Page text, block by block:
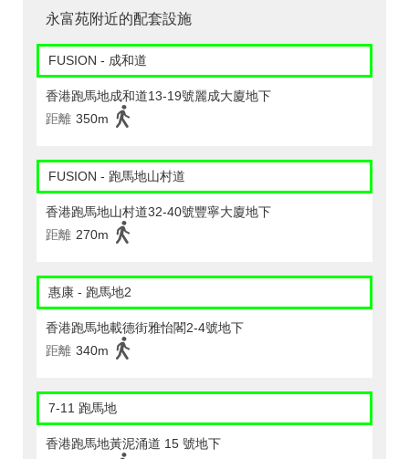
永富苑附近的配套設施
FUSION - 成和道
香港跑馬地成和道13-19號麗成大廈地下
距離 350m
FUSION - 跑馬地山村道
香港跑馬地山村道32-40號豐寧大廈地下
距離 270m
惠康 - 跑馬地2
香港跑馬地載德街雅怡閣2-4號地下
距離 340m
7-11 跑馬地
香港跑馬地黃泥涌道 15 號地下